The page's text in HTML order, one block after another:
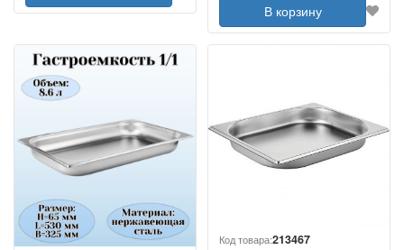
В корзину
Код товара:213467